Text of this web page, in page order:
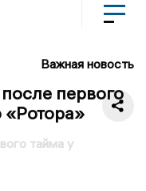
Важная новость
первого
«Ротора»
тайма у